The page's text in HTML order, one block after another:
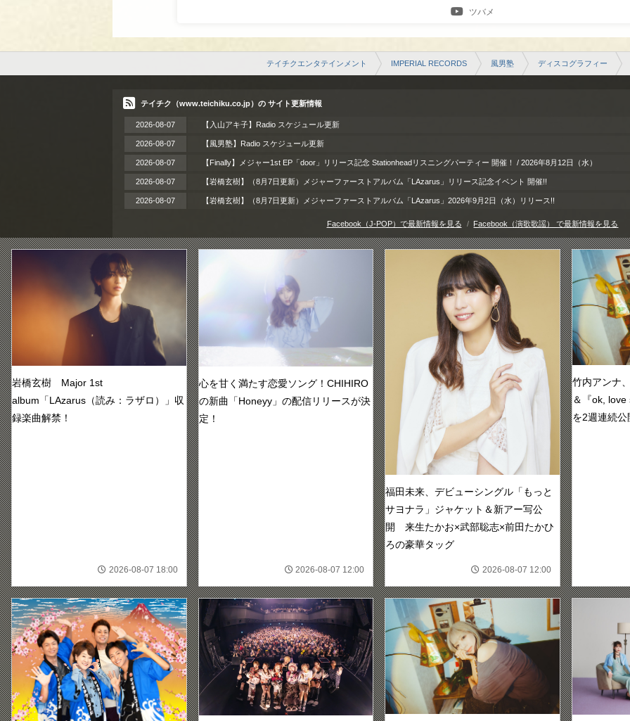
ツバメ
テイチクエンタテインメント IMPERIAL RECORDS 風男塾 ディスコグラフィー
テイチク（www.teichiku.co.jp）の サイト更新情報
2026-08-07 【入山アキ子】Radio スケジュール更新
2026-08-07 【風男塾】Radio スケジュール更新
2026-08-07 【Finally】メジャー1st EP「door」リリース記念 Stationheadリスニングパーティー 開催！ / 2026年8月12日（水）
2026-08-07 【岩橋玄樹】（8月7日更新）メジャーファーストアルバム「LAzarus」リリース記念イベント 開催!!
2026-08-07 【岩橋玄樹】（8月7日更新）メジャーファーストアルバム「LAzarus」2026年9月2日（水）リリース!!
Facebook（J-POP）で最新情報を見る Facebook（演歌歌謡） で最新情報を見る
岩橋玄樹 Major 1st
album「LAzarus（読み：ラザロ）」収
録楽曲解禁！
2026-08-07 18:00
心を甘く満たす恋愛ソング！CHIHIRO
の新曲「Honeyy」の配信リリースが決
定！
2026-08-07 12:00
福田未来、デビューシングル「もっと
サヨナラ」ジャケット＆新アー写公
開 来生たかお×武部聡志×前田たかひ
ろの豪華タッグ
2026-08-07 12:00
竹内アンナ
＆『ok,
を2週連続公